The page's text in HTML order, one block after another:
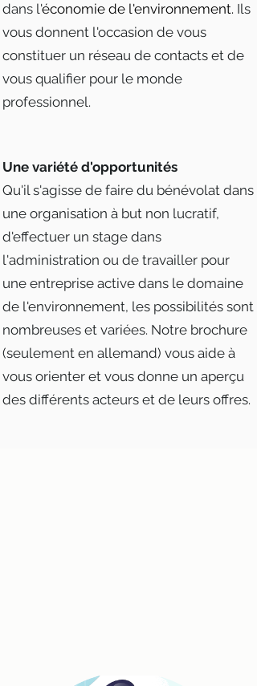
dans l'économie de l'environnement. Ils
vous donnent l'occasion de vous
constituer un réseau de contacts et de
vous qualifier pour le monde
professionnel.
Une variété d'opportunités
Qu'il s'agisse de faire du bénévolat dans
une organisation à but non lucratif,
d'effectuer un stage dans
l'administration ou de travailler pour
une entreprise active dans le domaine
de l'environnement, les possibilités sont
nombreuses et variées. Notre brochure
(seulement en allemand) vous aide à
vous orienter et vous donne un aperçu
des différents acteurs et de leurs offres.